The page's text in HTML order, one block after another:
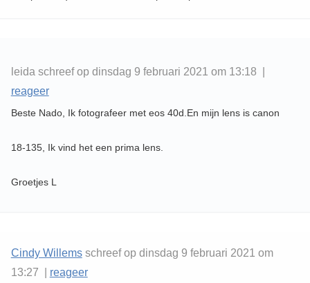
leida schreef op dinsdag 9 februari 2021 om 13:18 |
reageer
Beste Nado, Ik fotografeer met eos 40d.En mijn lens is canon
18-135, Ik vind het een prima lens.
Groetjes L
Cindy Willemsschreef op dinsdag 9 februari 2021 om
13:27 | reageer